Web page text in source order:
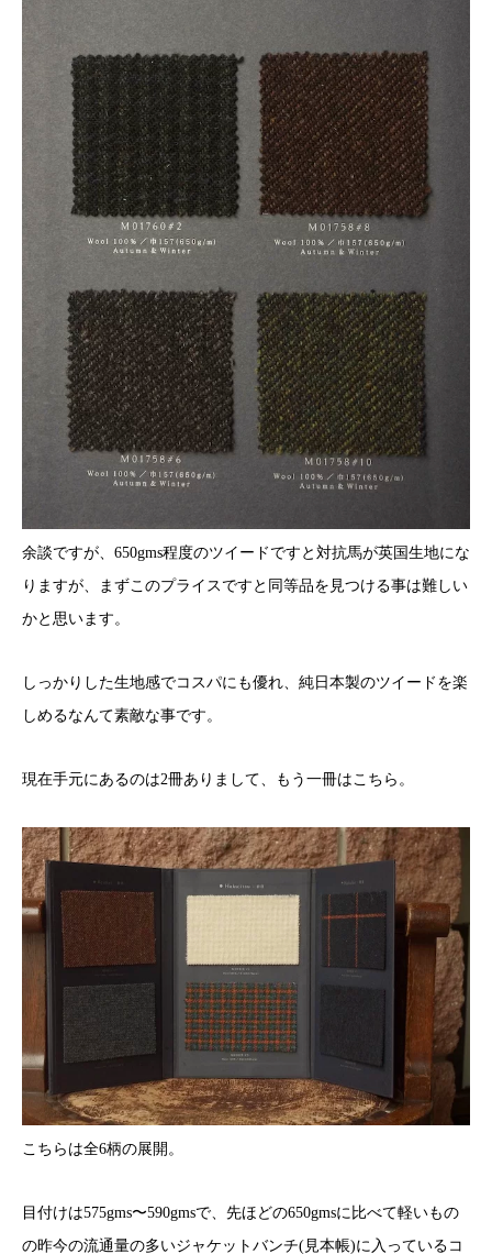
余談ですが、650gms程度のツイードですと対抗馬が英国生地にな
りますが、まずこのプライスですと同等品を見つける事は難しい
かと思います。
しっかりした生地感でコスパにも優れ、純日本製のツイードを楽
しめるなんて素敵な事です。
現在手元にあるのは2冊ありまして、もう一冊はこちら。
こちらは全6柄の展開。
目付けは575gms〜590gmsで、先ほどの650gmsに比べて軽いもの
の昨今の流通量の多いジャケットバンチ(見本帳)に入っているコ